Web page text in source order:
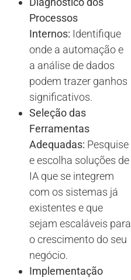
Processos
Internos: Identifique
onde a automação e
a análise de dados
podem trazer ganhos
significativos.
Seleção das
Ferramentas
Adequadas: Pesquise
e escolha soluções de
IA que se integrem
com os sistemas já
existentes e que
sejam escaláveis para
o crescimento do seu
negócio.
Implementação